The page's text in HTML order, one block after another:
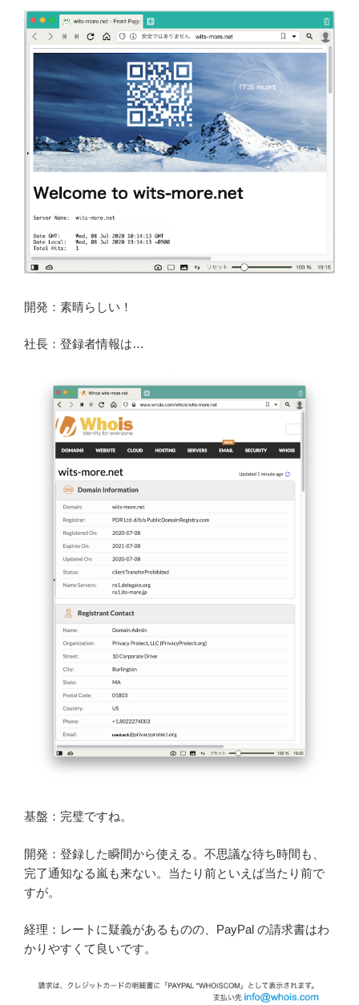
開発：素晴らしい！
社長：登録者情報は…
基盤：完璧ですね。
開発：登録した瞬間から使える。不思議な待ち時間も、
完了通知なる嵐も来ない。当たり前といえば当たり前で
すが。
経理：レートに疑義があるものの、PayPal の請求書はわ
かりやすくて良いです。